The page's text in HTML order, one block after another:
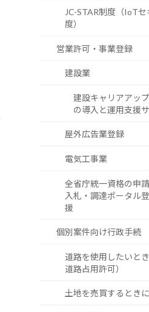
JC-STAR制度（IoT
度）
営業許可・事業登録
建設業
建設キャリアアッ
の導入と運用支援
屋外広告業登録
電気工事業
全省庁統一資格の申
入札・調達ポータル
援
個別案件向け行政手続
道路を使用したいと
道路占用許可）
土地を売買するとき